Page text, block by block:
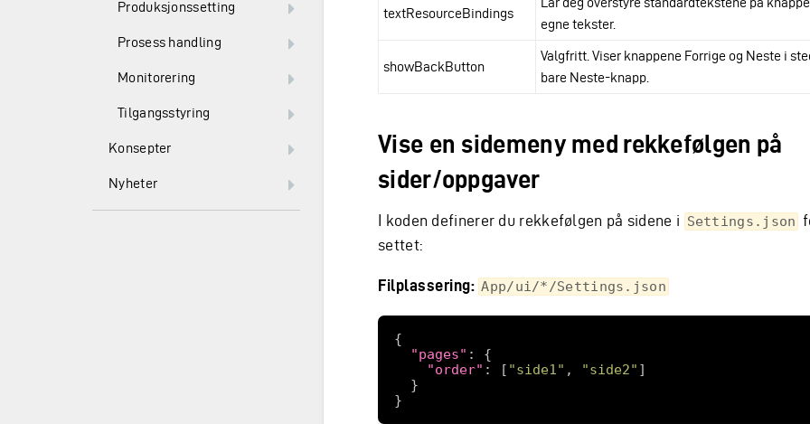
Produksjonssetting
Prosess handling
Monitorering
Tilgangsstyring
Konsepter
Nyheter
textResourceBindings
egne tekster.
showBackButton
Valgfritt. Viser knappene Forrige og Neste i
bare Neste-knapp.
Vise en sidemeny med rekkefølgen på
sider/oppgaver
I koden definerer du rekkefølgen på sidene i Settings.json
settet:
Filplassering: App/ui/*/Settings.json
"pages"
"order" : [ "side1" , "side2"